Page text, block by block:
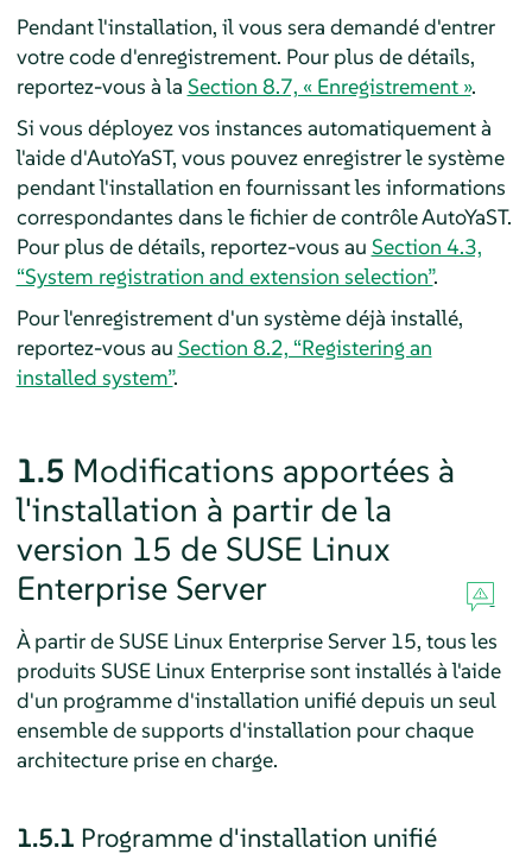
Pendant l'installation, il vous sera demandé d'entrer
votre code d'enregistrement. Pour plus de détails,
reportez-vous à la Section 8.7, « Enregistrement ».
Si vous déployez vos instances automatiquement à
l'aide d'AutoYaST, vous pouvez enregistrer le système
pendant l'installation en fournissant les informations
correspondantes dans le fichier de contrôle AutoYaST.
Pour plus de détails, reportez-vous au Section 4.3,
“System registration and extension selection”.
Pour l'enregistrement d'un système déjà installé,
reportez-vous au Section 8.2, “Registering an
installed system”.
1.5 Modifications apportées à
l'installation à partir de la
version 15 de SUSE Linux
Enterprise Server
À partir de SUSE Linux Enterprise Server15, tous les
produits SUSE Linux Enterprise sont installés à l'aide
d'un programme d'installation unifié depuis un seul
ensemble de supports d'installation pour chaque
architecture prise en charge.
1.5.1 Programme d'installation unifié